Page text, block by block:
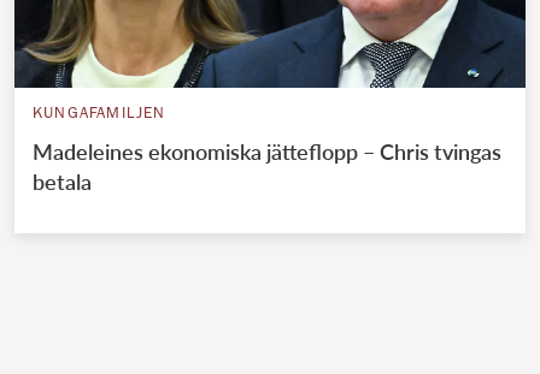
KUNGAFAMILJEN
Madeleines ekonomiska jätteflopp – Chris tvingas
betala